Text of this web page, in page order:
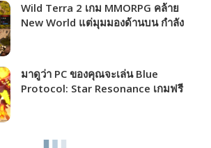
Wild Terra 2 เกม MMORPG คล้าย
New World แต่มุมมองด้านบน กำลัง
มาดูว่า PC ของคุณจะเล่น Blue
Protocol: Star Resonance เกมฟรี